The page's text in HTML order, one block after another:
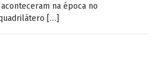
na época no
[…]